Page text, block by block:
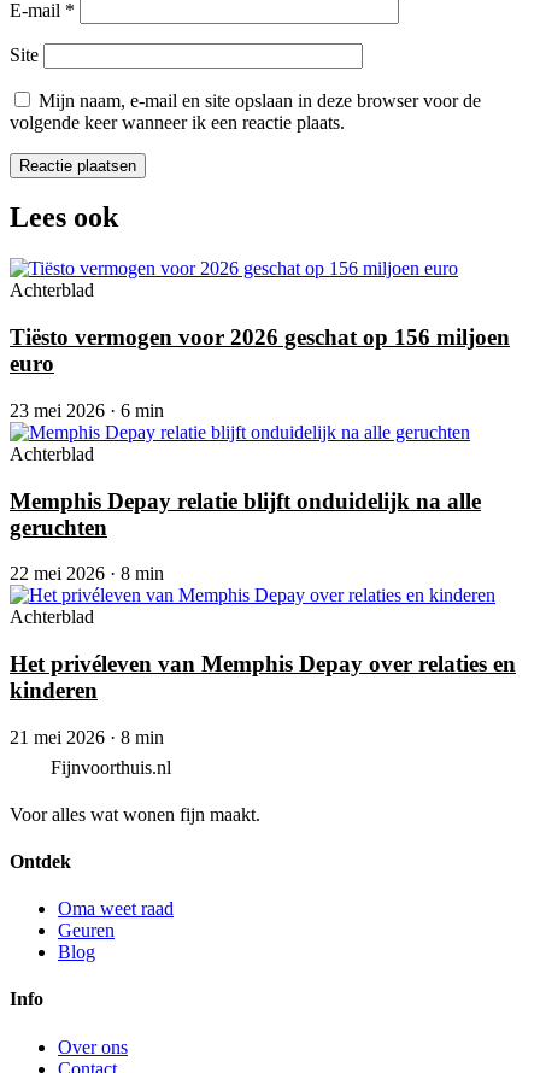
E-mail *
Site
Mijn naam, e-mail en site opslaan in deze browser voor de
volgende keer wanneer ik een reactie plaats.
Lees ook
Achterblad
Tiësto vermogen voor 2026 geschat op 156 miljoen
euro
23 mei 2026 · 6 min
Achterblad
Memphis Depay relatie blijft onduidelijk na alle
geruchten
22 mei 2026 · 8 min
Achterblad
Het privéleven van Memphis Depay over relaties en
kinderen
21 mei 2026 · 8 min
Fijnvoorthuis.nl
Voor alles wat wonen fijn maakt.
Ontdek
Oma weet raad
Geuren
Blog
Info
Over ons
Contact